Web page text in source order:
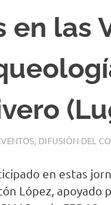
en las
, DIFUSIÓN DEL
en estas
López, apoyado